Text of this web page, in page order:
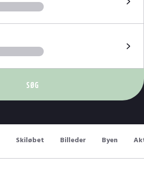
SØG
Skiløbet Billeder Byen